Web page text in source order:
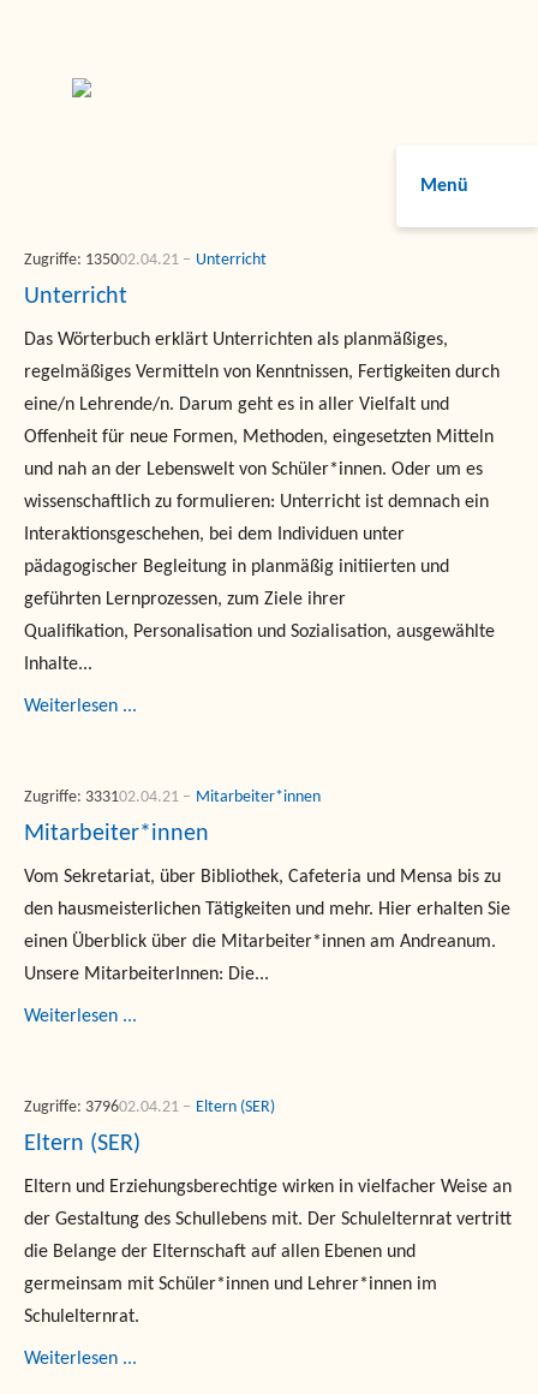
Menü
Unterricht
Das Wörterbuch erklärt Unterrichten als planmäßiges,
regelmäßiges Vermitteln von Kenntnissen, Fertigkeiten durch
eine/n Lehrende/n. Darum geht es in aller Vielfalt und
Offenheit für neue Formen, Methoden, eingesetzten Mitteln
und nah an der Lebenswelt von Schüler*innen. Oder um es
wissenschaftlich zu formulieren: Unterricht ist demnach ein
Interaktionsgeschehen, bei dem Individuen unter
pädagogischer Begleitung in planmäßig initiierten und
geführten Lernprozessen, zum Ziele ihrer
Qualifikation, Personalisation und Sozialisation, ausgewählte
Inhalte...
Unterricht
02.04.21
Zugriffe: 1350
Weiterlesen ...
Mitarbeiter*innen
Vom Sekretariat, über Bibliothek, Cafeteria und Mensa bis zu
den hausmeisterlichen Tätigkeiten und mehr. Hier erhalten Sie
einen Überblick über die Mitarbeiter*innen am Andreanum.
Unsere MitarbeiterInnen: Die...
Mitarbeiter*innen
02.04.21
Zugriffe: 3331
Weiterlesen ...
Eltern (SER)
Eltern und Erziehungsberechtige wirken in vielfacher Weise an
der Gestaltung des Schullebens mit. Der Schulelternrat vertritt
die Belange der Elternschaft auf allen Ebenen und
germeinsam mit Schüler*innen und Lehrer*innen im
Schulelternrat.
Eltern (SER)
02.04.21
Zugriffe: 3796
Weiterlesen ...